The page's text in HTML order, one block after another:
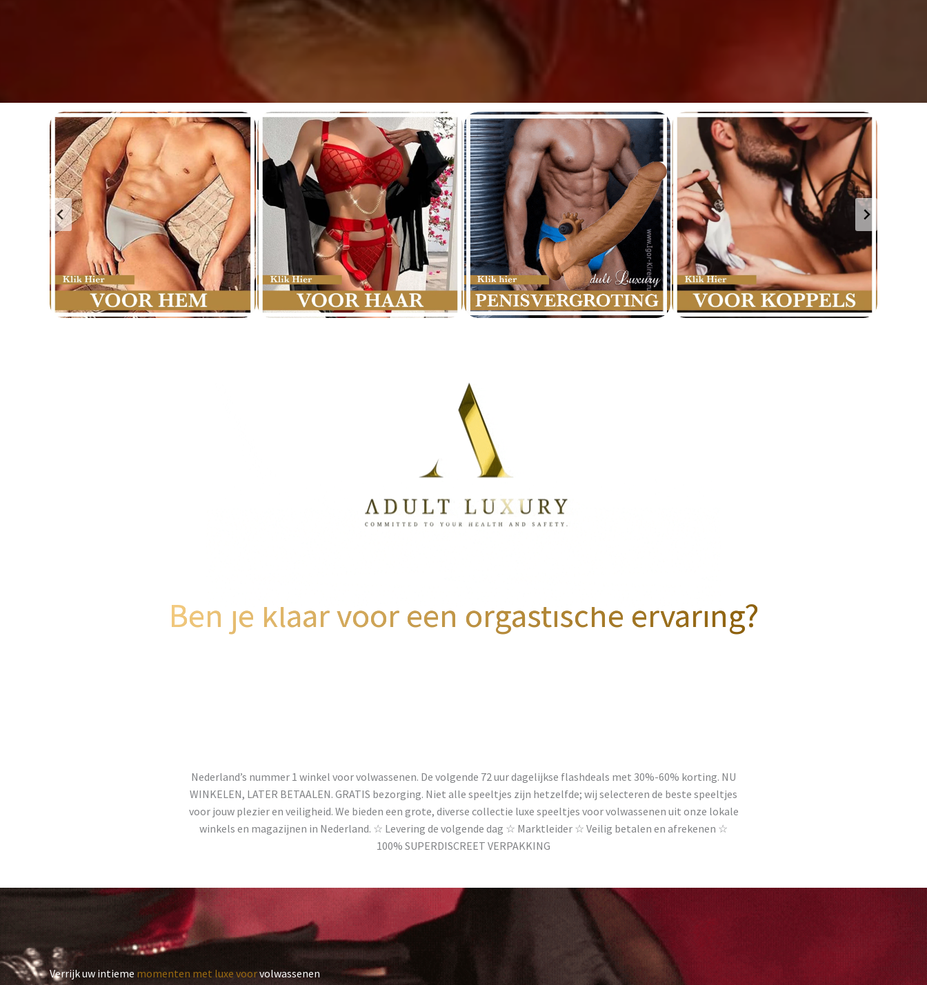
Ben je klaar voor een orgastische ervaring?
Nederland’s nummer 1 winkel voor volwassenen. De volgende 72 uur dagelijkse flashdeals met 30%-60% korting. NU
WINKELEN, LATER BETAALEN. GRATIS bezorging. Niet alle speeltjes zijn hetzelfde; wij selecteren de beste speeltjes
voor jouw plezier en veiligheid. We bieden een grote, diverse collectie luxe speeltjes voor volwassenen uit onze lokale
winkels en magazijnen in Nederland. ☆ Levering de volgende dag ☆ Marktleider ☆ Veilig betalen en afrekenen ☆
100% SUPERDISCREET VERPAKKING
Verrijk uw intieme momenten met luxe voorvolwassenen